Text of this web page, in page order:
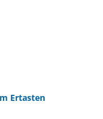
Ertasten